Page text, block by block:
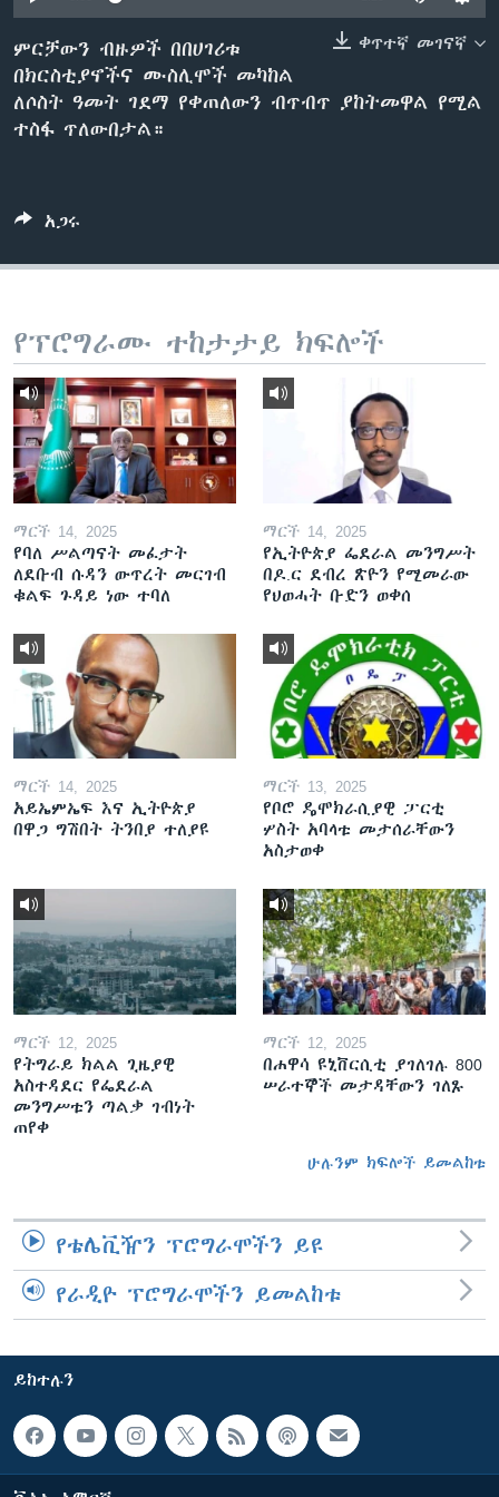
ቋንቋዎች
ቀጥተኛ መገናኛ
ምርቻውን ብዙዎች በበሀገሪቱ
በክርስቲያኖችና ሙስሊሞች መካከል
ለሶስት ዓመት ገደማ የቀጠለውን ብጥብጥ ያከትመዋል የሚል
ተስፋ ጥለውበታል።
አጋሩ
የፕሮግራሙ ተከታታይ ክፍሎች
ማርች 14, 2025
የባለ ሥልጣናት መፈታት
ለደቡብ ሱዳን ውጥረት መርገብ
ቁልፍ ጉዳይ ነው ተባለ
ማርች 14, 2025
የኢትዮጵያ ፌደራል መንግሥት
በዶ.ር ደብረ ጽዮን የሚመራው
የህወሓት ቡድን ወቀሰ
ማርች 14, 2025
አይኤምኤፍ እና ኢትዮጵያ
በዋጋ ግሽበት ትንበያ ተለያዩ
ማርች 13, 2025
የቦሮ ዴሞክራሲያዊ ፓርቲ
ሦስት አባላቱ መታሰራቸውን
አስታወቀ
ማርች 12, 2025
የትግራይ ክልል ጊዜያዊ
አስተዳደር የፌደራል
መንግሥቱን ጣልቃ ገብነት
ጠየቀ
ማርች 12, 2025
በሐዋሳ ዩኒቨርሲቲ ያገለገሉ 800
ሠራተኞች መታዳቸውን ገለጹ
ሁሉንም ክፍሎች ይመልከቱ
የቴሌቪዥን ፕሮግራሞችን ይዩ
የራዲዮ ፕሮግራሞችን ይመልከቱ
ይከተሉን